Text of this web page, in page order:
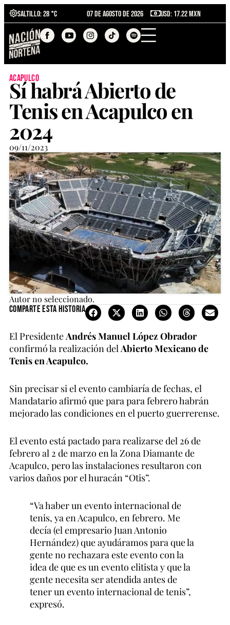
Saltillo: 28 °C 07 de agosto de 2026 USD: 17.22 MXN
acapulco
Sí habrá Abierto de
Tenis en Acapulco en
2024
09/11/2023
Autor no seleccionado.
Comparte esta historia
El PresidenteAndrés Manuel López Obrador
confirmó la realización delAbierto Mexicano de
Tenis en Acapulco.
Sin precisar si el evento cambiaría de fechas, el
Mandatario afirmó que para para febrero habrán
mejorado las condiciones en el puerto guerrerense.
El evento está pactado para realizarse del 26 de
febrero al 2 de marzo en la Zona Diamante de
Acapulco, pero las instalaciones resultaron con
varios daños por el huracán “Otis”.
“Va haber un evento internacional de
tenis, ya en Acapulco, en febrero. Me
decía (el empresario Juan Antonio
Hernández) que ayudáramos para que la
gente no rechazara este evento con la
idea de que es un evento elitista y que la
gente necesita ser atendida antes de
tener un evento internacional de tenis”,
expresó.